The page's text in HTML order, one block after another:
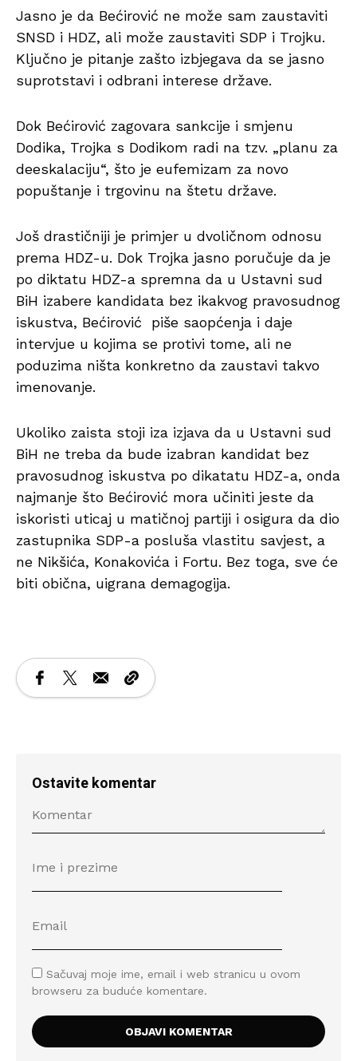
Jasno je da Bećirović ne može sam zaustaviti
SNSD i HDZ, ali može zaustaviti SDP i Trojku.
Ključno je pitanje zašto izbjegava da se jasno
suprotstavi i odbrani interese države.
Dok Bećirović zagovara sankcije i smjenu
Dodika, Trojka s Dodikom radi na tzv. „planu za
deeskalaciju“, što je eufemizam za novo
popuštanje i trgovinu na štetu države.
Još drastičniji je primjer u dvoličnom odnosu
prema HDZ-u. Dok Trojka jasno poručuje da je
po diktatu HDZ-a spremna da u Ustavni sud
BiH izabere kandidata bez ikakvog pravosudnog
iskustva, Bećirović piše saopćenja i daje
intervjue u kojima se protivi tome, ali ne
poduzima ništa konkretno da zaustavi takvo
imenovanje.
Ukoliko zaista stoji iza izjava da u Ustavni sud
BiH ne treba da bude izabran kandidat bez
pravosudnog iskustva po dikatatu HDZ-a, onda
najmanje što Bećirović mora učiniti jeste da
iskoristi uticaj u matičnoj partiji i osigura da dio
zastupnika SDP-a posluša vlastitu savjest, a
ne Nikšića, Konakovića i Fortu. Bez toga, sve će
biti obična, uigrana demagogija.
Ostavite komentar
Sačuvaj moje ime, email i web stranicu u ovom
browseru za buduće komentare.